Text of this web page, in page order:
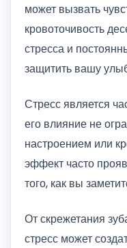
может вызвать
кровоточивость
стресса и
защитить вашу
Стресс является
его влияние не
настроением или
эффект часто
того, как вы
От скрежетания
стресс может